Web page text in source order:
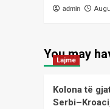
admin
You may
Lajme
Kolona të